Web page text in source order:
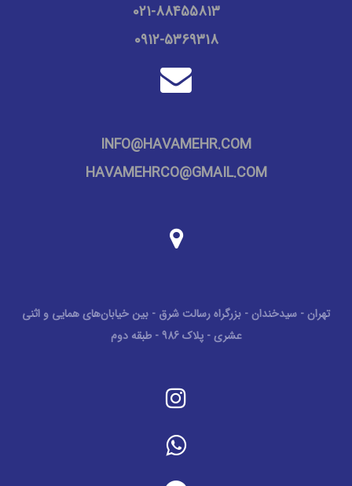
021-88455813
0912-5369318
INFO@HAVAMEHR.COM
HAVAMEHRCO@GMAIL.COM
تهران - سیدخندان - بزرگراه رسالت شرق - بین خیابان‌های همایی و اثنی
عشری - پلاک 986 - طبقه دوم